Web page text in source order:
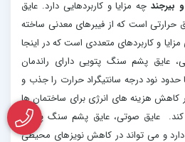
بیرجند چه مزایا و کاربردهایی دارد. عایق
است که از فیبرهای معدنی ساخته
و کاربردهای متعددی است که در اینجا
عایق پشم سنگ پتویی دارای راندمان
حدود نود درجه سانتیگراد حرارت را جذب و
کاهش هزینه های انرژی برای ساختمان ها
عایق صوتی، عایق پشم سنگ پتویی
و می تواند در کاهش نویزهای محیطی